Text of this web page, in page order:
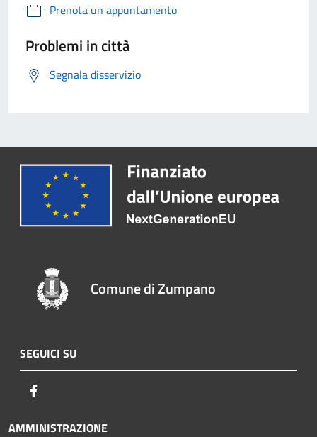
Prenota un appuntamento
Problemi in città
Segnala disservizio
Comune di Zumpano
SEGUICI SU
AMMINISTRAZIONE